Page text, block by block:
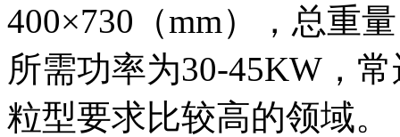
400×730（mm），总重
所需功率为30-45KW，
粒型要求比较高的领域。